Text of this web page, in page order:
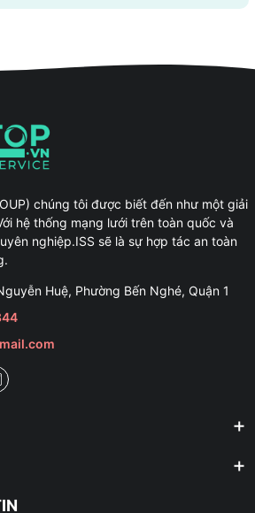
đầu tại Vĩnh Long. Với đội ngũ nhân
chúng tôi được biết đến như một giải
hệ thống mạng lưới trên toàn quốc và
nghiệp.ISS sẽ là sự hợp tác an toàn
Huệ, Phường Bến Nghé, Quận 1